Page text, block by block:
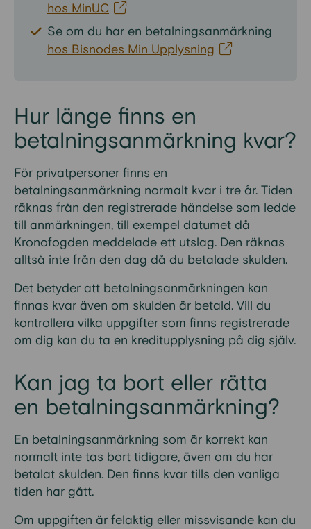
hos MinUC
Se om du har en betalningsanmärkning
hos Bisnodes Min Upplysning
Hur länge finns en
betalningsanmärkning kvar?
För privatpersoner finns en
betalningsanmärkning normalt kvar i tre år. Tiden
räknas från den registrerade händelse som ledde
till anmärkningen, till exempel datumet då
Kronofogden meddelade ett utslag. Den räknas
alltså inte från den dag då du betalade skulden.
Det betyder att betalningsanmärkningen kan
finnas kvar även om skulden är betald. Vill du
kontrollera vilka uppgifter som finns registrerade
om dig kan du ta en kreditupplysning på dig själv.
Kan jag ta bort eller rätta
en betalningsanmärkning?
En betalningsanmärkning som är korrekt kan
normalt inte tas bort tidigare, även om du har
betalat skulden. Den finns kvar tills den vanliga
tiden har gått.
Om uppgiften är felaktig eller missvisande kan du